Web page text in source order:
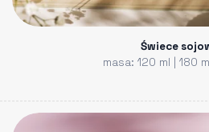
Świece
masa: 120 ml | 180